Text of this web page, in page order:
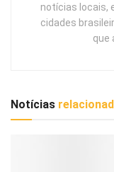
notícias locais,
cidades
que
Notícias